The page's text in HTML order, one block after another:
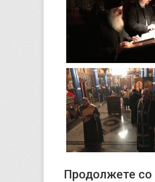
Продолжете